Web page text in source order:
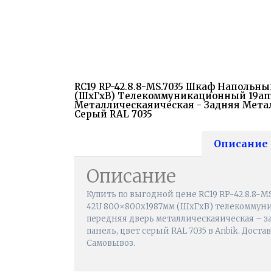
RC19 RP-42.8.8-МS.7035 Шкаф
(ШхГхВ) Телекоммуникационный
Металлическаяическая - Задняя
Серый RAL 7035
Описание
Описание
Купить по выгодной цене RC19 RP-42.8.8-
42U 800×800х1987мм (ШхГхВ)
передняя дверь металлическаяическая –
панель, цвет серый RAL 7035 в Anbik.
Самовывоз.